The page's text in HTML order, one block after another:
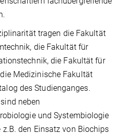
tragen die Fakultät
die Fakultät für
die Fakultät für
Medizinische Fakultät
des Studienganges.
neben
und Systembiologie
den Einsatz von Biochips